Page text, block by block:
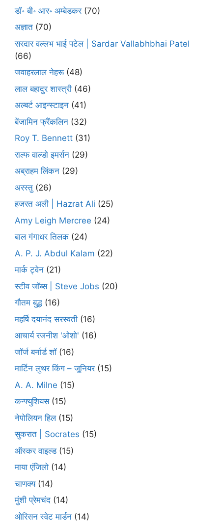
डॉ॰ बी॰ आर॰ अम्बेडकर(70)
अज्ञात (70)
सरदार वल्लभ भाई पटेल | Sardar Vallabhbhai Patel
(66)
जवाहरलाल नेहरू(48)
लाल बहादुर शास्त्री (46)
अल्बर्ट आइन्स्टाइन (41)
बेंजामिन फ्रैंकलिन (32)
Roy T. Bennett (31)
राल्फ वाल्डो इमर्सन (29)
अब्राहम लिंकन (29)
अरस्तु (26)
हजरत अली | Hazrat Ali (25)
Amy Leigh Mercree (24)
बाल गंगाधर तिलक (24)
A. P. J. Abdul Kalam (22)
मार्क ट्वेन (21)
स्टीव जॉब्स | Steve Jobs (20)
गौतम बुद्ध (16)
महर्षि दयानंद सरस्वती (16)
आचार्य रजनीश 'ओशो' (16)
जॉर्ज बर्नार्ड शॉ(16)
मार्टिन लुथर किंग – जूनियर(15)
A. A. Milne (15)
कन्फ्युशियस(15)
नेपोलियन हिल(15)
सुकरात | Socrates (15)
ऑस्कर वाइल्ड(15)
माया एंजिलो (14)
चाणक्य(14)
मुंशी प्रेमचंद (14)
ओरिसन स्‍वेट मार्डन (14)